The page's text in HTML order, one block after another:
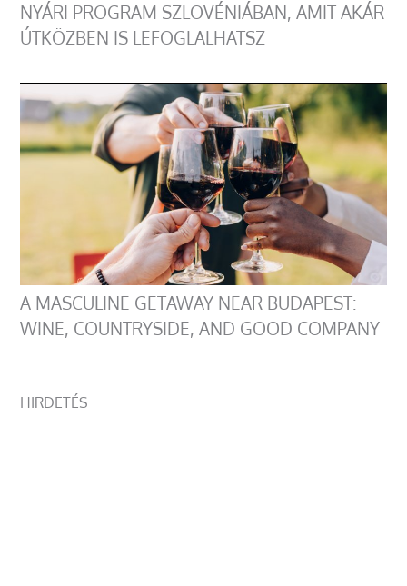
NYÁRI PROGRAM SZLOVÉNIÁBAN, AMIT AKÁR
ÚTKÖZBEN IS LEFOGLALHATSZ
A MASCULINE GETAWAY NEAR BUDAPEST:
WINE, COUNTRYSIDE, AND GOOD COMPANY
HIRDETÉS